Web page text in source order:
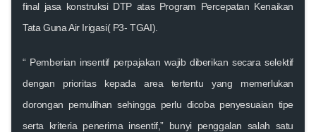
final jasa konstruksi DTP atas Program Percepatan Kenaikan
Tata Guna Air Irigasi( P3- TGAI).
“ Pemberian insentif perpajakan wajib diberikan secara selektif
dengan prioritas kepada area tertentu yang memerlukan
dorongan pemulihan sehingga perlu dicoba penyesuaian tipe
serta kriteria penerima insentif,” bunyi penggalan salah satu